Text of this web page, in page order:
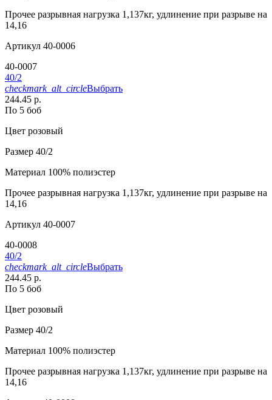
Прочее разрывная нагрузка 1,137кг, удлинение при разрыве на
14,16
Артикул 40-0006
40-0007
40/2
checkmark_alt_circleВыбрать
244.45 р.
По 5 боб
Цвет розовый
Размер 40/2
Материал 100% полиэстер
Прочее разрывная нагрузка 1,137кг, удлинение при разрыве на
14,16
Артикул 40-0007
40-0008
40/2
checkmark_alt_circleВыбрать
244.45 р.
По 5 боб
Цвет розовый
Размер 40/2
Материал 100% полиэстер
Прочее разрывная нагрузка 1,137кг, удлинение при разрыве на
14,16